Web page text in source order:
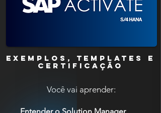
EXEMPLOS, TEMPLATES E
CERTIFICAÇÃO
Você vai aprender: